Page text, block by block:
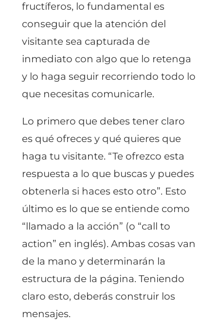
fructíferos, lo fundamental es
conseguir que la atención del
visitante sea capturada de
inmediato con algo que lo retenga
y lo haga seguir recorriendo todo lo
que necesitas comunicarle.
Lo primero que debes tener claro
es qué ofreces y qué quieres que
haga tu visitante. “Te ofrezco esta
respuesta a lo que buscas y puedes
obtenerla si haces esto otro”. Esto
último es lo que se entiende como
“llamado a la acción” (o “call to
action” en inglés). Ambas cosas van
de la mano y determinarán la
estructura de la página. Teniendo
claro esto, deberás construir los
mensajes.